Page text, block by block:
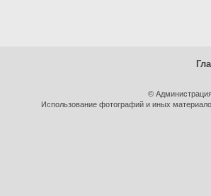
©
Использование фотографий и иных